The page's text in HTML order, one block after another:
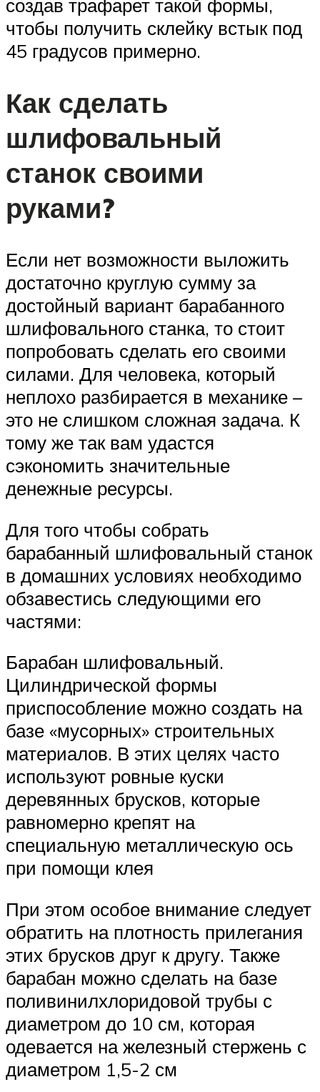
создав трафарет такой формы,
чтобы получить склейку встык под
45 градусов примерно.
Как сделать
шлифовальный
станок своими
руками?
Если нет возможности выложить
достаточно круглую сумму за
достойный вариант барабанного
шлифовального станка, то стоит
попробовать сделать его своими
силами. Для человека, который
неплохо разбирается в механике –
это не слишком сложная задача. К
тому же так вам удастся
сэкономить значительные
денежные ресурсы.
Для того чтобы собрать
барабанный шлифовальный станок
в домашних условиях необходимо
обзавестись следующими его
частями:
Барабан шлифовальный.
Цилиндрической формы
приспособление можно создать на
базе «мусорных» строительных
материалов. В этих целях часто
используют ровные куски
деревянных брусков, которые
равномерно крепят на
специальную металлическую ось
при помощи клея
При этом особое внимание следует
обратить на плотность прилегания
этих брусков друг к другу. Также
барабан можно сделать на базе
поливинилхлоридовой трубы с
диаметром до 10 см, которая
одевается на железный стержень с
диаметром 1,5-2 см